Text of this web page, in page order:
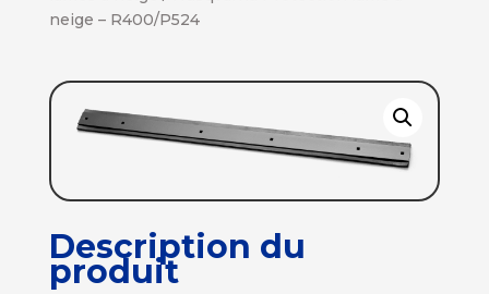
neige – R400/P524
Description du
produit